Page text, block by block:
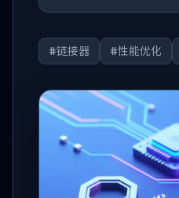
#链接器 #性能优化